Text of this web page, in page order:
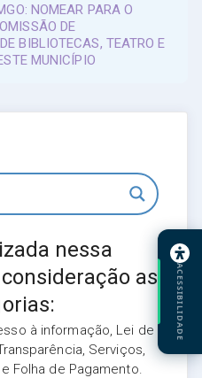
NOMEAR PARA O
DE
BIBLIOTECAS, TEATRO E
MUNICÍPIO
nessa
as
à informação, Lei de
Serviços,
Folha de Pagamento.
ACESSIBILIDADE